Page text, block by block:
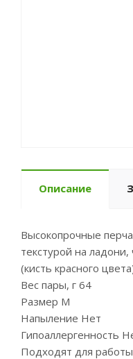
Описание
Высокопрочные
текстурой на
(кисть красного
Вес пары, г 64
Размер M
Напыление Нет
Гипоаллергенность
Подходят для